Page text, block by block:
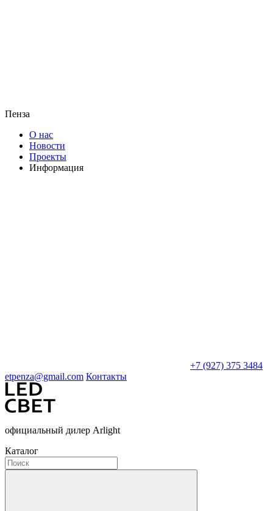
Пенза
О нас
Новости
Проекты
Информация
+7 (927) 375 3484
etpenza@gmail.com Контакты
официальный дилер Arlight
Каталог